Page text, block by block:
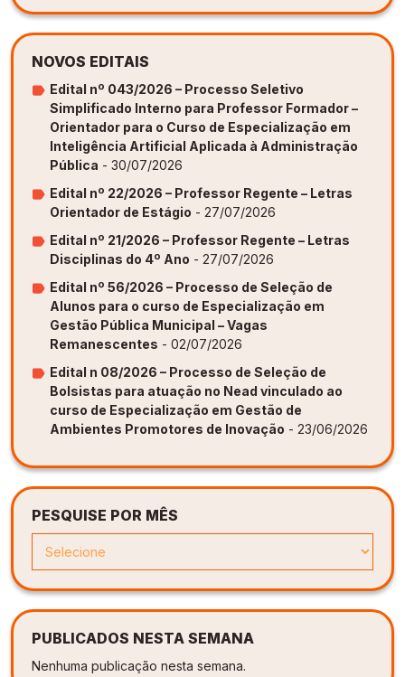
NOVOS EDITAIS
Edital nº 043/2026 – Processo Seletivo
Simplificado Interno para Professor Formador –
Orientador para o Curso de Especialização em
Inteligência Artificial Aplicada à Administração
Pública - 30/07/2026
Edital nº 22/2026 – Professor Regente – Letras
Orientador de Estágio - 27/07/2026
Edital nº 21/2026 – Professor Regente – Letras
Disciplinas do 4º Ano - 27/07/2026
Edital nº 56/2026 – Processo de Seleção de
Alunos para o curso de Especialização em
Gestão Pública Municipal – Vagas
Remanescentes - 02/07/2026
Edital n 08/2026 – Processo de Seleção de
Bolsistas para atuação no Nead vinculado ao
curso de Especialização em Gestão de
Ambientes Promotores de Inovação - 23/06/2026
PESQUISE POR MÊS
PUBLICADOS NESTA SEMANA
Nenhuma publicação nesta semana.